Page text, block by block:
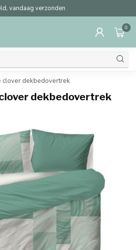
vandaag verzonden
0
clover dekbedovertrek
dekbedovertrek